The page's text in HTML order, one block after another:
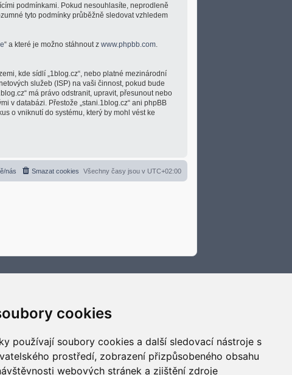
cookies
používají soubory cookies a další sledovací nástroje s
prostředí, zobrazení přizpůsobeného obsahu
webových stránek a zjištění zdroje
podmínkami. Pokud nesouhlasíte, neprodleně
tyto podmínky průběžně sledovat vzhledem
“ a které je možno stáhnout z www.phpbb.com
kde sídlí „1blog.cz“, nebo platné mezinárodní
služeb (ISP) na vaši činnost, pokud bude
má právo odstranit, upravit, přesunout nebo
v databázi. Přestože „stani.1blog.cz“ ani phpBB
o vniknutí do systému, který by mohl vést ke
Všechny časy jsou v UTC+02:00
Smazat cookies
nás